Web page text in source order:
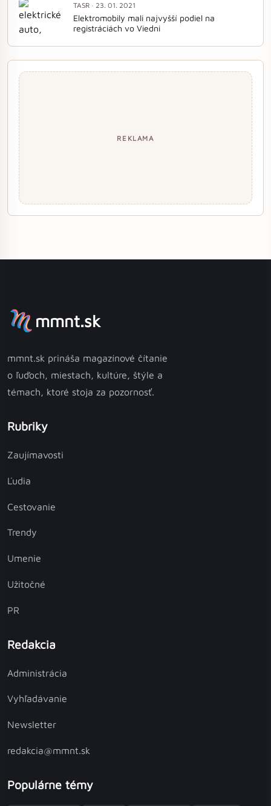
TASR · 23. 01. 2021
Elektromobily mali najvyšší podiel na
registráciách vo Viedni
REKLAMA
mmnt.sk
mmnt.sk prináša magazínové čítanie
o ľuďoch, miestach, kultúre, štýle a
témach, ktoré stoja za pozornosť.
Rubriky
Zaujímavosti
Ľudia
Cestovanie
Trendy
Umenie
Užitočné
PR
Redakcia
Administrácia
Vyhľadávanie
Newsletter
redakcia@mmnt.sk
Populárne témy